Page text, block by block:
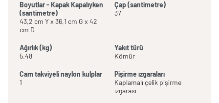
Boyutlar - Kapak Kapalıyken
(santimetre)
43,2 cm Y x 36,1 cm G x 42
cm D
Çap (santimetre)
37
Ağırlık (kg)
5.48
Yakıt türü
Kömür
Cam takviyeli naylon kulplar
1
Pişirme ızgaraları
Kaplamalı çelik pişirme
ızgarası